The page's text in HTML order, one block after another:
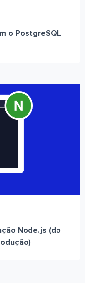
o PostgreSQL
Node.js (do